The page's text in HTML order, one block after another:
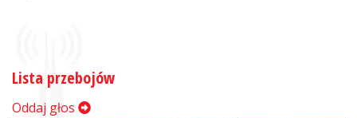
Lista przebojów
Oddaj głos